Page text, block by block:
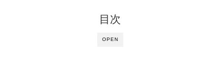
OPEN
目次